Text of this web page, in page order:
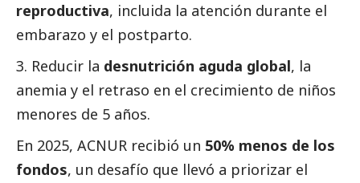
reproductiva, incluida la atención durante el
embarazo y el postparto.
Reducir la desnutrición aguda global, la
anemia y el retraso en el crecimiento de niños
menores de 5 años.
En 2025, ACNUR recibió un 50% menos de los
fondos, un desafío que llevó a priorizar el